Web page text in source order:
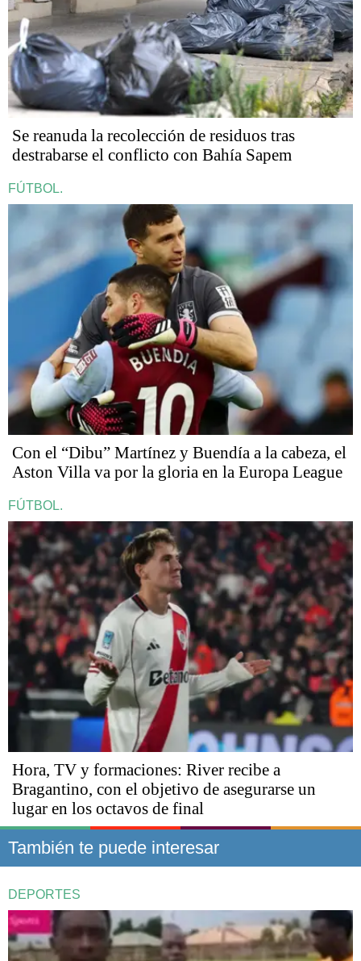
Se reanuda la recolección de residuos tras
destrabarse el conflicto con Bahía Sapem
FÚTBOL.
Con el “Dibu” Martínez y Buendía a la cabeza, el
Aston Villa va por la gloria en la Europa League
FÚTBOL.
Hora, TV y formaciones: River recibe a
Bragantino, con el objetivo de asegurarse un
lugar en los octavos de final
También te puede interesar
DEPORTES